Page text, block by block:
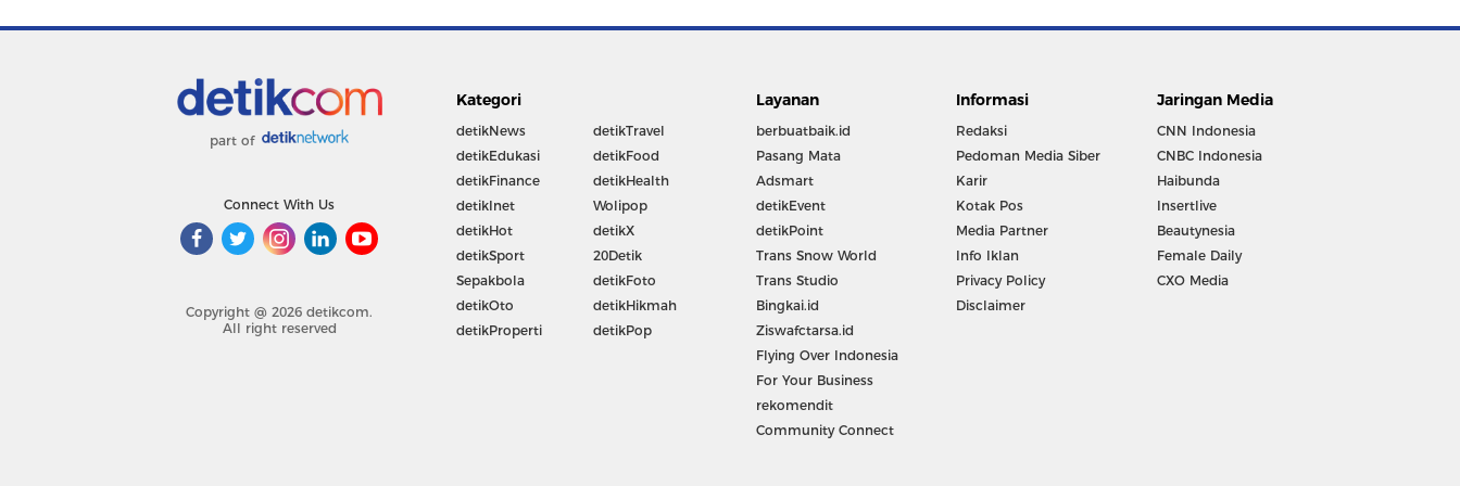
part of
Connect With Us
Copyright @ 2026 detikcom.
All right reserved
Kategori
detikNews
detikEdukasi
detikFinance
detikInet
detikHot
detikSport
Sepakbola
detikOto
detikProperti
detikTravel
detikFood
detikHealth
Wolipop
detikX
20Detik
detikFoto
detikHikmah
detikPop
Layanan
berbuatbaik.id
Pasang Mata
Adsmart
detikEvent
detikPoint
Trans Snow World
Trans Studio
Bingkai.id
Ziswafctarsa.id
Flying Over Indonesia
For Your Business
rekomendit
Community Connect
Informasi
Redaksi
Pedoman Media Siber
Karir
Kotak Pos
Media Partner
Info Iklan
Privacy Policy
Disclaimer
Jaringan Media
CNN Indonesia
CNBC Indonesia
Haibunda
Insertlive
Beautynesia
Female Daily
CXO Media